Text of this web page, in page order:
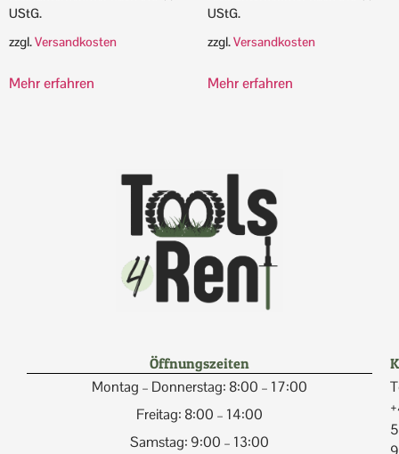
UStG.
zzgl.Versandkosten
Mehr erfahren
UStG.
zzgl.Versandkosten
Mehr erfahren
Öffnungszeiten
Montag – Donnerstag: 8:00 – 17:00
Freitag: 8:00 – 14:00
Samstag: 9:00 – 13:00